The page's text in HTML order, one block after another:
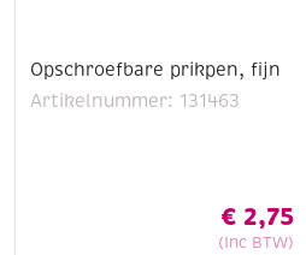
Opschroefbare prikpen, fijn
Artikelnummer: 131463
€ 2,75
(Inc BTW)